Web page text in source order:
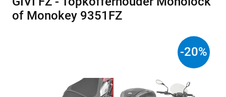
of Monokey 9351FZ
-20%